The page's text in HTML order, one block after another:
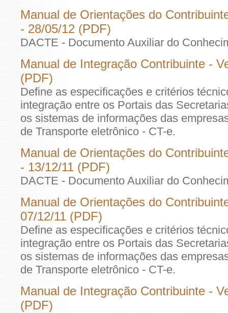
Manual de Orientações do
- 28/05/12 (PDF)
DACTE - Documento Auxiliar do
Manual de Integração Contribuinte -
(PDF)
Define as especificações e critérios
integração entre os Portais das
os sistemas de informações das
de Transporte eletrônico - CT-e.
Manual de Orientações do
- 13/12/11 (PDF)
DACTE - Documento Auxiliar do
Manual de Orientações do
07/12/11 (PDF)
Define as especificações e critérios
integração entre os Portais das
os sistemas de informações das
de Transporte eletrônico - CT-e.
Manual de Integração Contribuinte -
(PDF)